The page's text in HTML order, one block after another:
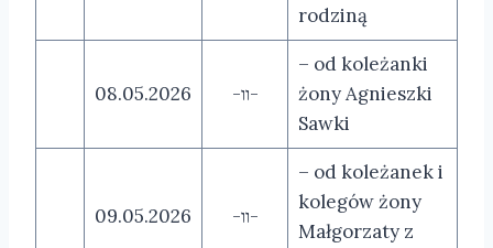
rodziną
08.05.2026 -װ-
– od koleżanki
żony Agnieszki
Sawki
09.05.2026 -װ-
– od koleżanek i
kolegów żony
Małgorzaty z